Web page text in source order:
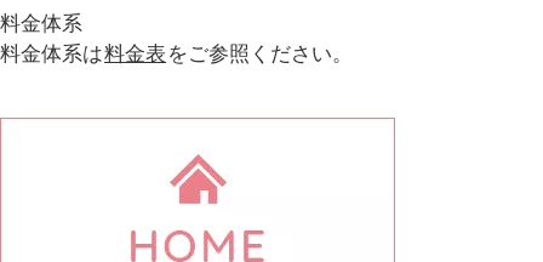
料金体系
料金体系は料金表 をご参照ください。